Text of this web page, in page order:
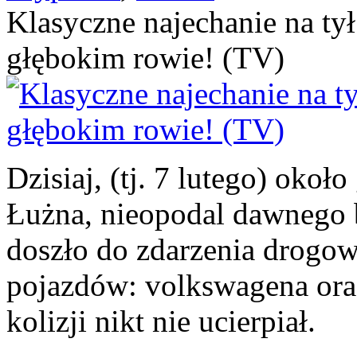
Klasyczne najechanie na
głębokim rowie! (TV)
Dzisiaj, (tj. 7 lutego)
Łużna, nieopodal
doszło do zdarzenia
pojazdów: volkswagena
kolizji nikt nie ucierpiał.